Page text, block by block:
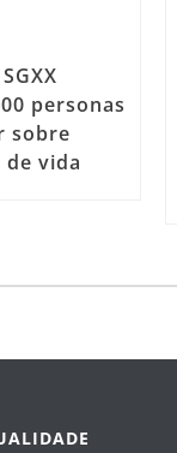
personas
sobre
vida